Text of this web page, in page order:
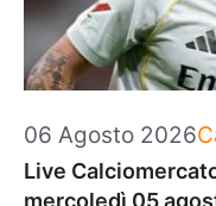
06 Agosto 2026
Live
mercoledì 05